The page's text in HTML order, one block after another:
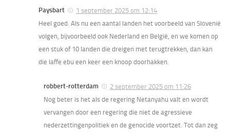
Paysbart
1 september 2025 om 12:14
Heel goed. Als nu een aantal landen het voorbeeld van Slovenië
volgen, bijvoorbeeld ook Nederland en België, en we komen op
een stuk of 10 landen die dreigen met terugtrekken, dan kan
die laffe ebu een keer een knoop doorhakken.
robbert-rotterdam
2 september 2025 om 11:26
Nog beter is het als de regering Netanyahu valt en wordt
vervangen door een regering die niet de agressieve
nederzettingenpolitiek en de genocide voortzet. Tot dan zeg